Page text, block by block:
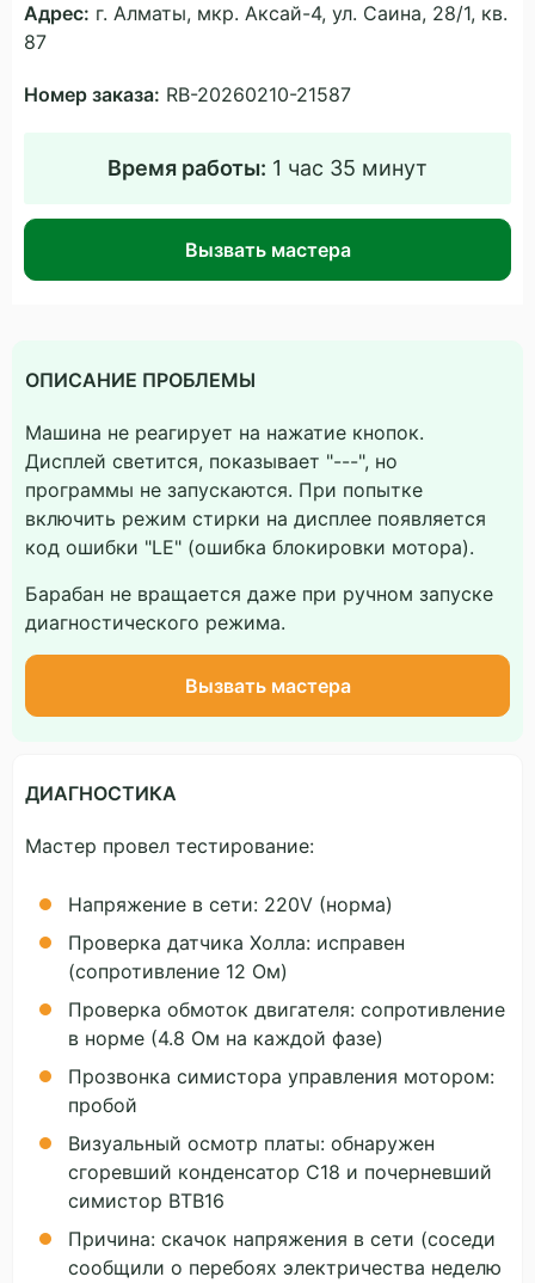
Адрес: г. Алматы, мкр. Аксай-4, ул. Саина, 28/1, кв.
87
Номер заказа: RB-20260210-21587
Время работы: 1 час 35 минут
Вызвать мастера
ОПИСАНИЕ ПРОБЛЕМЫ
Машина не реагирует на нажатие кнопок.
Дисплей светится, показывает "---", но
программы не запускаются. При попытке
включить режим стирки на дисплее появляется
код ошибки "LE" (ошибка блокировки мотора).
Барабан не вращается даже при ручном запуске
диагностического режима.
Вызвать мастера
ДИАГНОСТИКА
Мастер провел тестирование:
Напряжение в сети: 220V (норма)
Проверка датчика Холла: исправен
(сопротивление 12 Ом)
Проверка обмоток двигателя: сопротивление
в норме (4.8 Ом на каждой фазе)
Прозвонка симистора управления мотором:
пробой
Визуальный осмотр платы: обнаружен
сгоревший конденсатор C18 и почерневший
симистор BTB16
Причина: скачок напряжения в сети (соседи
сообщили о перебоях электричества неделю